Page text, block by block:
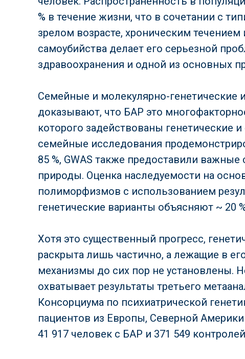
% в течение жизни, что в сочетании с
зрелом возрасте, хроническим
самоубийства делает его серьезной
здравоохранения и одной из основных
Семейные и молекулярно-генетические
доказывают, что БАР это
которого задействованы генетические
семейные исследования
85 %, GWAS также предоставили важные
природы. Оценка наследуемости на
полиморфизмов с использованием
генетические варианты объясняют ~ 20
Хотя это существенный прогресс,
раскрыта лишь частично, а лежащие в
механизмы до сих пор не установлены.
охватывает результаты третьего
Консорциума по психиатрической
пациентов из Европы, Северной
41 917 человек с БАР и 371 549